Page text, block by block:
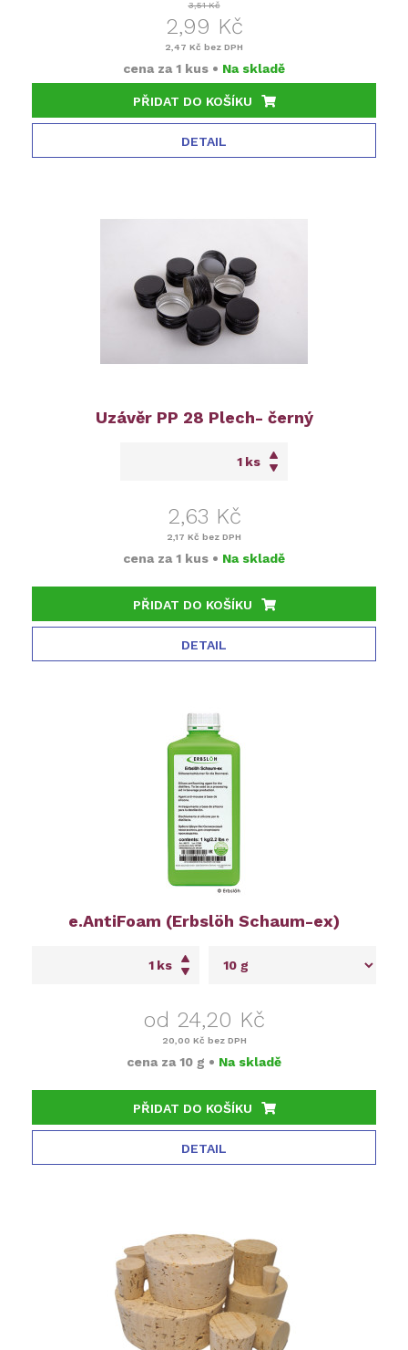
3,51 Kč
2,99 Kč
2,47 Kč bez DPH
cena za 1 kus • Na skladě
PŘIDAT DO KOŠÍKU
DETAIL
Uzávěr PP 28 Plech- černý
ks
2,63 Kč
2,17 Kč bez DPH
cena za 1 kus • Na skladě
PŘIDAT DO KOŠÍKU
DETAIL
e.AntiFoam (Erbslöh Schaum-ex)
ks
od 24,20 Kč
20,00 Kč bez DPH
cena za 10 g • Na skladě
PŘIDAT DO KOŠÍKU
DETAIL